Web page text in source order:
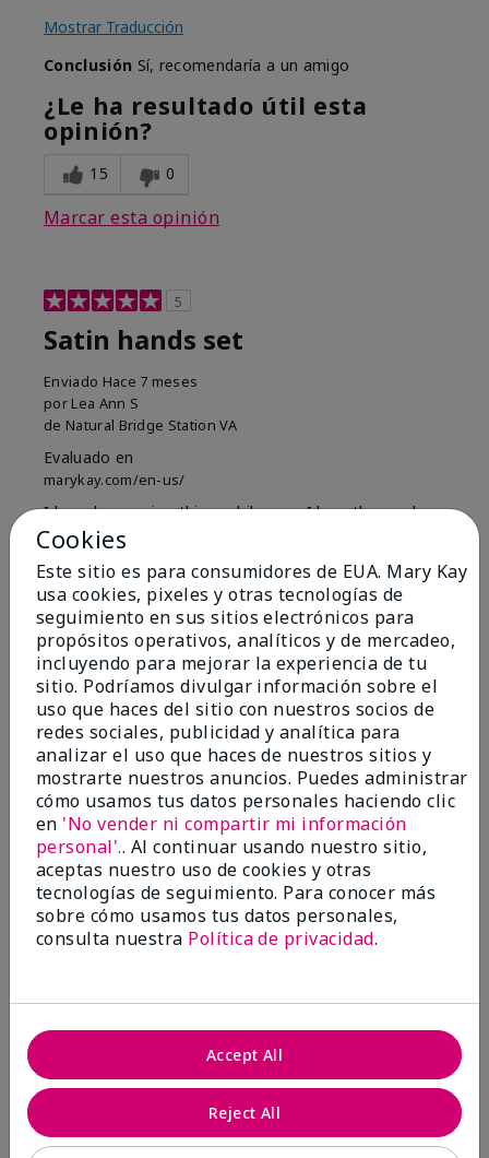
Mostrar Traducción
Conclusión Sí, recomendaría a un amigo
¿Le ha resultado útil esta
opinión?
15 0
Marcar esta opinión
5
Satin hands set
Enviado Hace 7 meses
por Lea Ann S
de Natural Bridge Station VA
Evaluado en
marykay.com/en-us/
I have been using this a while now. I love the scrub
that gets off the dead skin. The lotion which lasts a
long time and the hand protection cream
Mostrar Traducción
Conclusión Sí, recomendaría a un amigo
¿Le ha resultado útil esta
opinión?
15 0
Marcar esta opinión
5
Great for healthcare workers
EnviadoHace 8 meses
Evaluado en
I was given this lotion as a Christmas gift by
someone in my community that wanted to do
something for us. My hands were so dry, I have used
this twice and my hands look and feel so much
Cookies
Este sitio es para consumidores de EUA. Mary Kay
usa cookies, pixeles y otras tecnologías de
seguimiento en sus sitios electrónicos para
propósitos operativos, analíticos y de mercadeo,
incluyendo para mejorar la experiencia de tu
sitio. Podríamos divulgar información sobre el
uso que haces del sitio con nuestros socios de
redes sociales, publicidad y analítica para
analizar el uso que haces de nuestros sitios y
mostrarte nuestros anuncios. Puedes administrar
cómo usamos tus datos personales haciendo clic
en 'No vender ni compartir mi información
personal'.. Al continuar usando nuestro sitio,
aceptas nuestro uso de cookies y otras
tecnologías de seguimiento. Para conocer más
sobre cómo usamos tus datos personales,
consulta nuestra Política de privacidad.
Reject All
Accept All